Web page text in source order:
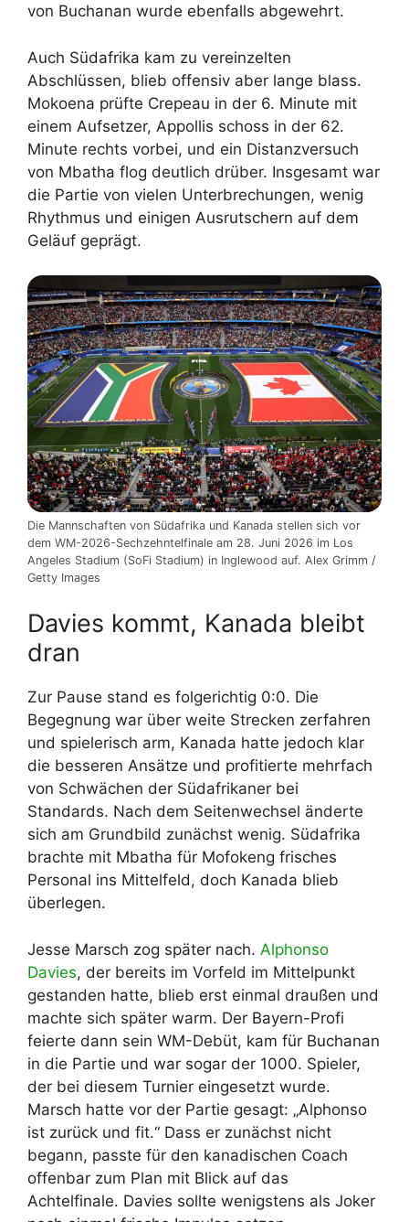
von Buchanan wurde ebenfalls abgewehrt.
Auch Südafrika kam zu vereinzelten
Abschlüssen, blieb offensiv aber lange blass.
Mokoena prüfte Crepeau in der 6. Minute mit
einem Aufsetzer, Appollis schoss in der 62.
Minute rechts vorbei, und ein Distanzversuch
von Mbatha flog deutlich drüber. Insgesamt war
die Partie von vielen Unterbrechungen, wenig
Rhythmus und einigen Ausrutschern auf dem
Geläuf geprägt.
Die Mannschaften von Südafrika und Kanada stellen sich vor
dem WM-2026-Sechzehntelfinale am 28. Juni 2026 im Los
Angeles Stadium (SoFi Stadium) in Inglewood auf. Alex Grimm /
Getty Images
Davies kommt, Kanada bleibt
dran
Zur Pause stand es folgerichtig 0:0. Die
Begegnung war über weite Strecken zerfahren
und spielerisch arm, Kanada hatte jedoch klar
die besseren Ansätze und profitierte mehrfach
von Schwächen der Südafrikaner bei
Standards. Nach dem Seitenwechsel änderte
sich am Grundbild zunächst wenig. Südafrika
brachte mit Mbatha für Mofokeng frisches
Personal ins Mittelfeld, doch Kanada blieb
überlegen.
Jesse Marsch zog später nach. Alphonso
Davies, der bereits im Vorfeld im Mittelpunkt
gestanden hatte, blieb erst einmal draußen und
machte sich später warm. Der Bayern-Profi
feierte dann sein WM-Debüt, kam für Buchanan
in die Partie und war sogar der 1000. Spieler,
der bei diesem Turnier eingesetzt wurde.
Marsch hatte vor der Partie gesagt: „Alphonso
ist zurück und fit.“ Dass er zunächst nicht
begann, passte für den kanadischen Coach
offenbar zum Plan mit Blick auf das
Achtelfinale. Davies sollte wenigstens als Joker